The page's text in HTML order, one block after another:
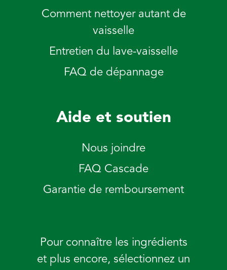
Comment nettoyer autant de
vaisselle
Entretien du lave-vaisselle
FAQ de dépannage
Aide et soutien
Nous joindre
FAQ Cascade
Garantie de remboursement
Pour connaître les ingrédients
et plus encore, sélectionnez un